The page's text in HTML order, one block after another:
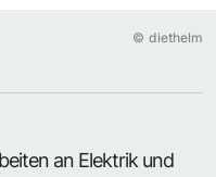
© diethelm
an Elektrik und